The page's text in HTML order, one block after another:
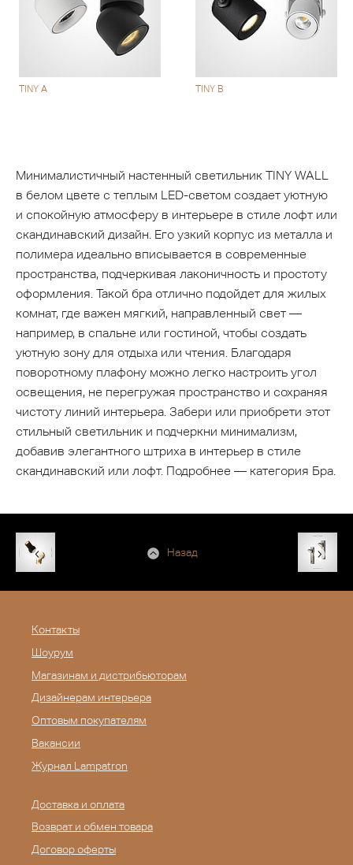
TINY A TINY B
Минималистичный настенный светильник TINY WALL
в белом цвете с теплым LED-светом создает уютную
и спокойную атмосферу в интерьере в стиле лофт или
скандинавский дизайн. Его узкий корпус из металла и
полимера идеально вписывается в современные
пространства, подчеркивая лаконичность и простоту
оформления. Такой бра отлично подойдет для жилых
комнат, где важен мягкий, направленный свет —
например, в спальне или гостиной, чтобы создать
уютную зону для отдыха или чтения. Благодаря
поворотному плафону можно легко настроить угол
освещения, не перегружая пространство и сохраняя
чистоту линий интерьера. Забери или приобрети этот
стильный светильник и подчеркни минимализм,
добавив элегантного штриха в интерьер в стиле
скандинавский или лофт. Подробнее — категория Бра.
Назад
Контакты
Шоурум
Магазинам и дистрибьюторам
Дизайнерам интерьера
Оптовым покупателям
Вакансии
Журнал Lampatron
Доставка и оплата
Возврат и обмен товара
Договор оферты